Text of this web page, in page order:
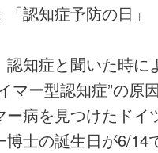
認知症予防の日」
認知症と聞いた時に
マー型認知症”の原
ー病を見つけたドイ
博士の誕生日が6/14